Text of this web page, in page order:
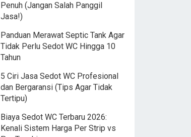
Penuh (Jangan Salah Panggil
Jasa!)
Panduan Merawat Septic Tank Agar
Tidak Perlu Sedot WC Hingga 10
Tahun
5 Ciri Jasa Sedot WC Profesional
dan Bergaransi (Tips Agar Tidak
Tertipu)
Biaya Sedot WC Terbaru 2026:
Kenali Sistem Harga Per Strip vs